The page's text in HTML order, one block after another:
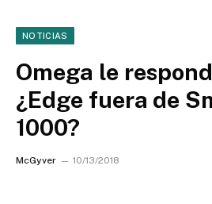
NOTICIAS
Omega le
¿Edge fuera de
1000?
McGyver 10/13/2018